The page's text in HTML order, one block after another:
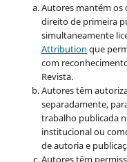
Autores mantém os
direito de primeira
simultaneamente
Attribution que
com
Revista.
Autores têm
separadamente,
trabalho publicada
institucional ou
de autoria e
Autores têm